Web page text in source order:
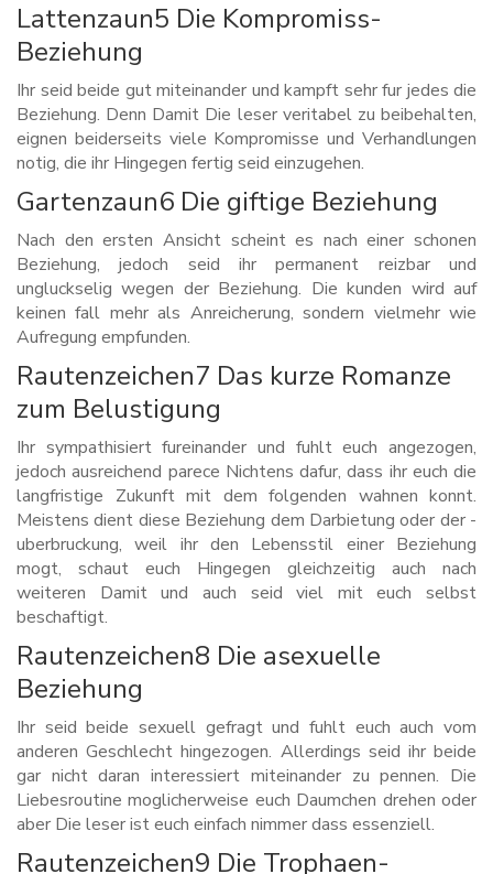
Lattenzaun5 Die Kompromiss-
Beziehung
Ihr seid beide gut miteinander und kampft sehr fur jedes die
Beziehung. Denn Damit Die leser veritabel zu beibehalten,
eignen beiderseits viele Kompromisse und Verhandlungen
notig, die ihr Hingegen fertig seid einzugehen.
Gartenzaun6 Die giftige Beziehung
Nach den ersten Ansicht scheint es nach einer schonen
Beziehung, jedoch seid ihr permanent reizbar und
ungluckselig wegen der Beziehung. Die kunden wird auf
keinen fall mehr als Anreicherung, sondern vielmehr wie
Aufregung empfunden.
Rautenzeichen7 Das kurze Romanze
zum Belustigung
Ihr sympathisiert fureinander und fuhlt euch angezogen,
jedoch ausreichend parece Nichtens dafur, dass ihr euch die
langfristige Zukunft mit dem folgenden wahnen konnt.
Meistens dient diese Beziehung dem Darbietung oder der -
uberbruckung, weil ihr den Lebensstil einer Beziehung
mogt, schaut euch Hingegen gleichzeitig auch nach
weiteren Damit und auch seid viel mit euch selbst
beschaftigt.
Rautenzeichen8 Die asexuelle
Beziehung
Ihr seid beide sexuell gefragt und fuhlt euch auch vom
anderen Geschlecht hingezogen. Allerdings seid ihr beide
gar nicht daran interessiert miteinander zu pennen. Die
Liebesroutine moglicherweise euch Daumchen drehen oder
aber Die leser ist euch einfach nimmer dass essenziell.
Rautenzeichen9 Die Trophaen-